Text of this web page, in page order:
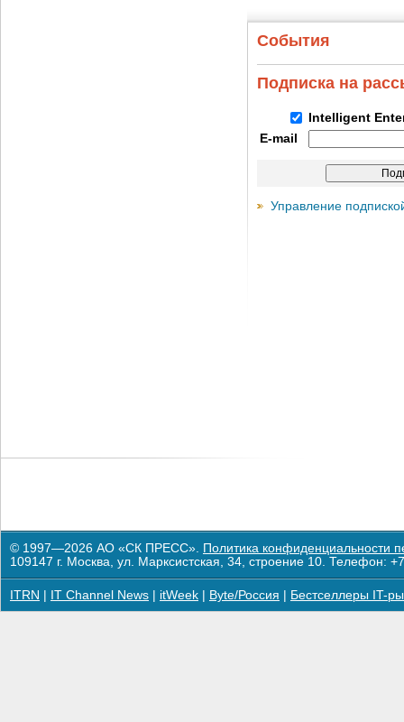
События
Подписка на
Intelligent
E-mail
Управление
© 1997—2026 АО «СК ПРЕСС». Политика конфиденциальности
109147 г. Москва, ул. Марксистская, 34, строение 10. Телефон:
ITRN IT Channel News itWeek Byte/Россия Бестселлеры IT-